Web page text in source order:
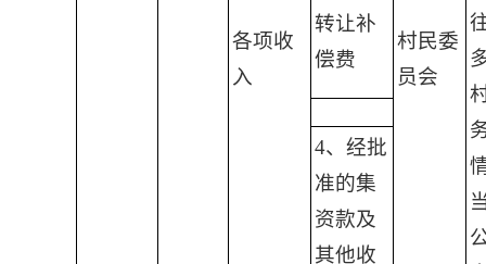
各项收
入
村民委
员会
转让补
偿费
4、经批
准的集
资款及
其他收